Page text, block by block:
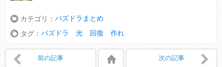
カテゴリ： パズドラまとめ
タグ： パズドラ 光 回復 作れ
前の記事 次の記事